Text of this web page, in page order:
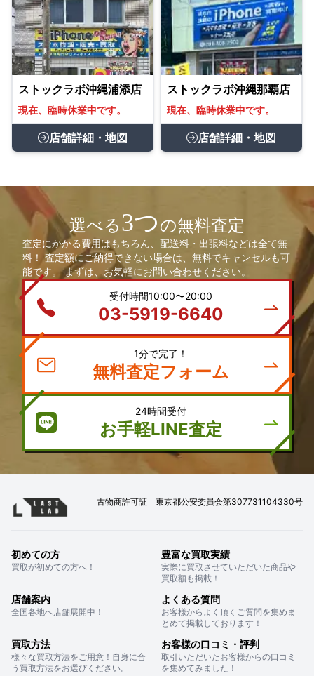
ストックラボ沖縄浦添店
現在、臨時休業中です。
店舗詳細・地図
ストックラボ沖縄那覇店
現在、臨時休業中です。
店舗詳細・地図
選べる3つの無料査定
査定にかかる費用はもちろん、配送料・出張料などは全て無
料！ 査定額にご納得できない場合は、無料でキャンセルも可
能です。 まずは、お気軽にお問い合わせください。
受付時間10:00〜20:00
03-5919-6640
1分で完了！
無料査定フォーム
24時間受付
お手軽LINE査定
古物商許可証 東京都公安委員会第307731104330号
初めての方
買取が初めての方へ！
豊富な買取実績
実際に買取させていただいた商品や
買取額も掲載！
店舗案内
全国各地へ店舗展開中！
よくある質問
お客様からよく頂くご質問を集めま
とめて掲載しております！
買取方法
様々な買取方法をご用意！自身に合
う買取方法をお選びください。
お客様の口コミ・評判
取引いただいたお客様からの口コミ
を集めてみました！